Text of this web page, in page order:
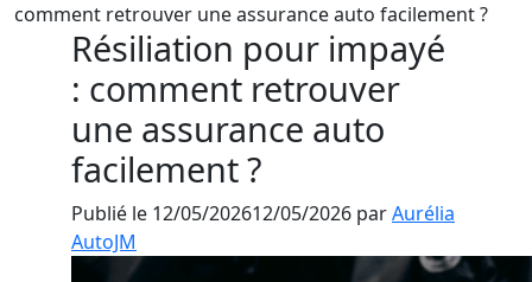
comment retrouver une assurance auto facilement ?
Résiliation pour impayé
: comment retrouver
une assurance auto
facilement ?
Publié le 12/05/202612/05/2026 parAurélia
AutoJM